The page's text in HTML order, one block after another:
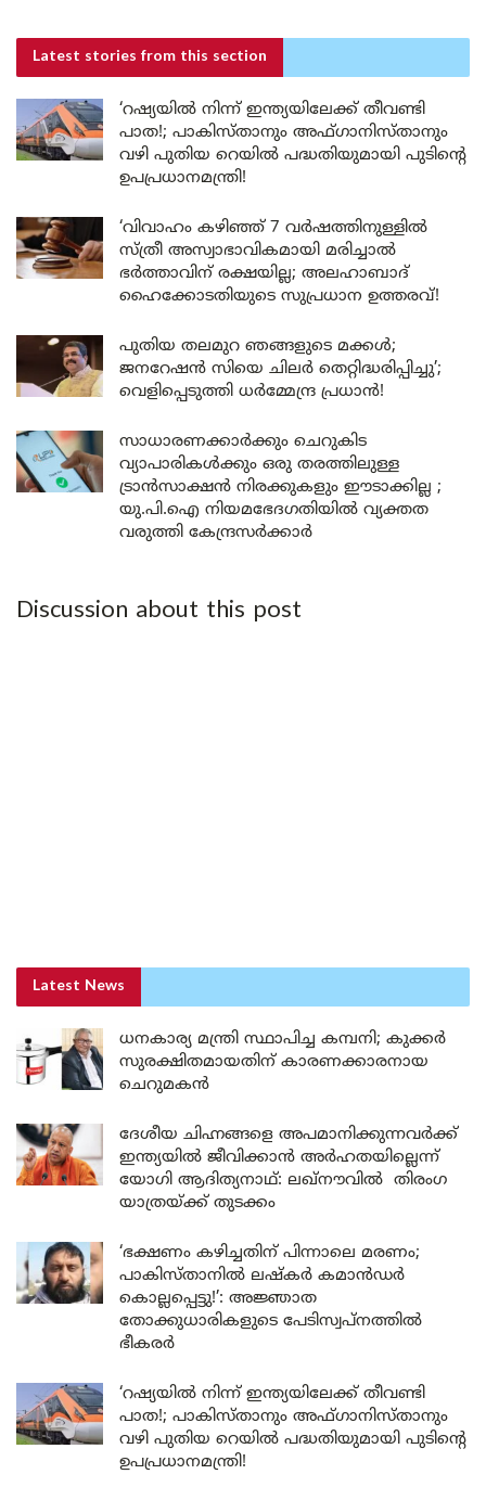
Latest stories from this section
‘റഷ്യയിൽ നിന്ന് ഇന്ത്യയിലേക്ക് തീവണ്ടി
പാത!; പാകിസ്താനും അഫ്ഗാനിസ്താനും
വഴി പുതിയ റെയിൽ പദ്ധതിയുമായി പുടിന്റെ
ഉപപ്രധാനമന്ത്രി!
‘വിവാഹം കഴിഞ്ഞ് 7 വർഷത്തിനുള്ളിൽ
സ്ത്രീ അസ്വാഭാവികമായി മരിച്ചാൽ
ഭർത്താവിന് രക്ഷയില്ല; അലഹാബാദ്
ഹൈക്കോടതിയുടെ സുപ്രധാന ഉത്തരവ്!
പുതിയ തലമുറ ഞങ്ങളുടെ മക്കൾ;
ജനറേഷൻ സിയെ ചിലർ തെറ്റിദ്ധരിപ്പിച്ചു’;
വെളിപ്പെടുത്തി ധർമ്മേന്ദ്ര പ്രധാൻ!
സാധാരണക്കാർക്കും ചെറുകിട
വ്യാപാരികൾക്കും ഒരു തരത്തിലുള്ള
ട്രാൻസാക്ഷൻ നിരക്കുകളും ഈടാക്കില്ല ;
യു.പി.ഐ നിയമഭേദഗതിയിൽ വ്യക്തത
വരുത്തി കേന്ദ്രസർക്കാർ
Discussion about this post
Latest News
ധനകാര്യ മന്ത്രി സ്ഥാപിച്ച കമ്പനി; കുക്കർ
സുരക്ഷിതമായതിന് കാരണക്കാരനായ
ചെറുമകൻ
ദേശീയ ചിഹ്നങ്ങളെ അപമാനിക്കുന്നവർക്ക്
ഇന്ത്യയിൽ ജീവിക്കാൻ അർഹതയില്ലെന്ന്
യോഗി ആദിത്യനാഥ്: ലഖ്‌നൗവിൽ തിരംഗ
യാത്രയ്ക്ക് തുടക്കം
‘ഭക്ഷണം കഴിച്ചതിന് പിന്നാലെ മരണം;
പാകിസ്താനിൽ ലഷ്കർ കമാൻഡർ
കൊല്ലപ്പെട്ടു!’: അജ്ഞാത
തോക്കുധാരികളുടെ പേടിസ്വപ്നത്തിൽ
ഭീകരർ
‘റഷ്യയിൽ നിന്ന് ഇന്ത്യയിലേക്ക് തീവണ്ടി
പാത!; പാകിസ്താനും അഫ്ഗാനിസ്താനും
വഴി പുതിയ റെയിൽ പദ്ധതിയുമായി പുടിന്റെ
ഉപപ്രധാനമന്ത്രി!